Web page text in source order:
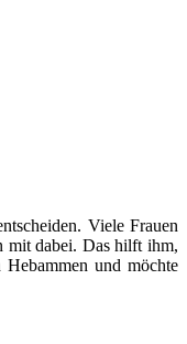
Viele Frauen
mit dabei. Das hilft ihm,
und möchte